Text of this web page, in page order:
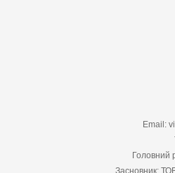
Email:
Головний
Засновник: